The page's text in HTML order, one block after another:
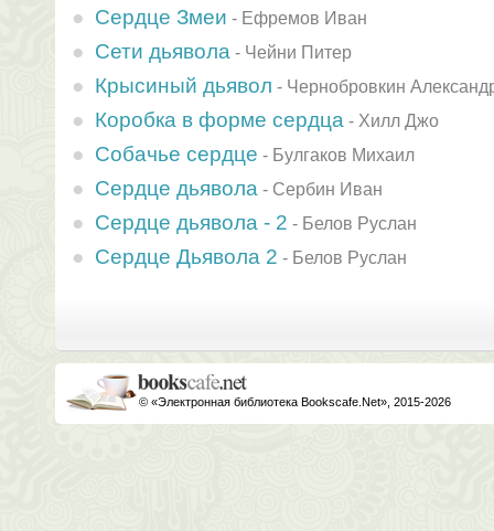
Сердце Змеи - Ефремов Иван
Сети дьявола - Чейни Питер
Крысиный дьявол - Чернобровкин
Коробка в форме сердца - Хилл Джо
Собачье сердце - Булгаков Михаил
Сердце дьявола - Сербин Иван
Сердце дьявола - 2 - Белов Руслан
Сердце Дьявола 2 - Белов Руслан
© «Электронная библиотека Bookscafe.Net», 2015-2026